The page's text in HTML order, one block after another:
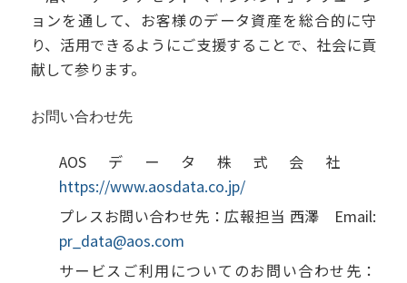
ョンを通して、お客様のデータ資産を総合的に守
り、活用できるようにご支援することで、社会に貢
献して参ります。
お問い合わせ先
AOSデータ株式会社
https://www.aosdata.co.jp/
プレスお問い合わせ先：広報担当 西澤 Email:
pr_data@aos.com
サービスご利用についてのお問い合わせ先：